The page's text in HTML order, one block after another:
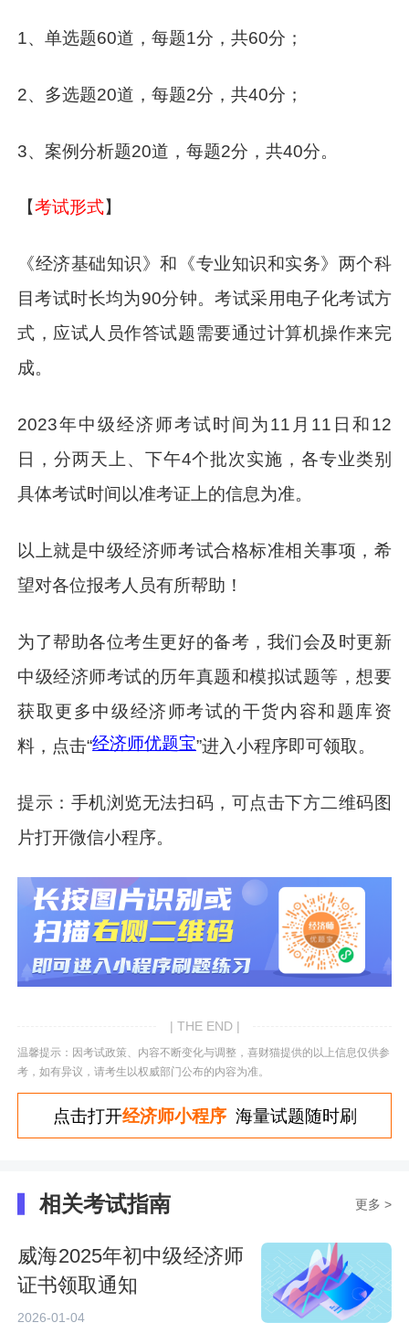
1、单选题60道，每题1分，共60分；
2、多选题20道，每题2分，共40分；
3、案例分析题20道，每题2分，共40分。
【考试形式】
《经济基础知识》和《专业知识和实务》两个科
目考试时长均为90分钟。考试采用电子化考试方
式，应试人员作答试题需要通过计算机操作来完
成。
2023年中级经济师考试时间为11月11日和12
日，分两天上、下午4个批次实施，各专业类别
具体考试时间以准考证上的信息为准。
以上就是中级经济师考试合格标准相关事项，希
望对各位报考人员有所帮助！
为了帮助各位考生更好的备考，我们会及时更新
中级经济师考试的历年真题和模拟试题等，想要
获取更多中级经济师考试的干货内容和题库资
料，点击“经济师优题宝”进入小程序即可领取。
提示：手机浏览无法扫码，可点击下方二维码图
片打开微信小程序。
| THE END |
温馨提示：因考试政策、内容不断变化与调整，喜财猫提供的以上信息仅供参
考，如有异议，请考生以权威部门公布的内容为准。
点击打开经济师小程序海量试题随时刷
相关考试指南 更多 >
威海2025年初中级经济师
证书领取通知
2026-01-04